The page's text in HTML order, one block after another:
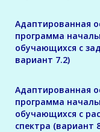
Адаптированная
программа
обучающихся с
вариант 7.2)
Адаптированная
программа
обучающихся с
спектра (вариант